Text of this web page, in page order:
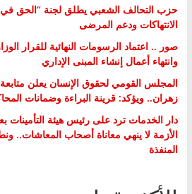
حزب التحالف الشعبي يطلق لجنة “الحق في
الانتهاكات ودعم المرضى
صور .. اعتماد الرسومات النهائية للقرار
وانتهاء أعمال إنشاء المبنى الإداري
المجلس القومي لحقوق الإنسان يعلن
زهران.. ويؤكد: قرينة البراءة وضمانات
دار الخدمات ترد على رئيس هيئة التأمينات
الأزمة لا ينهي معاناة أصحاب المعاشات..
المنفذة